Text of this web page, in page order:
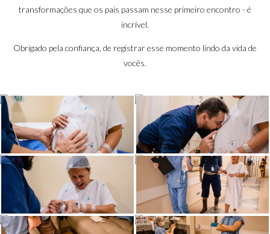
transformações que os pais passam nesse primeiro encontro - é
incrível.
Obrigado pela confiança, de registrar esse momento lindo da vida de
vocês.